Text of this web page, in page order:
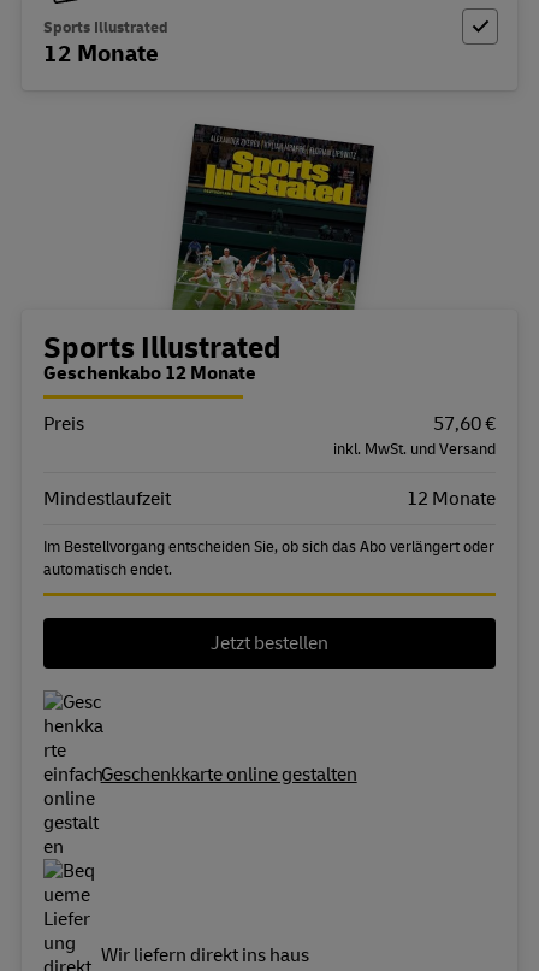
Sports Illustrated
12 Monate
Bestellübersicht
Sports Illustrated
Geschenkabo 12 Monate
Eigenschaft
Preis 57,60 €
inkl. MwSt. und Versand
Mindestlaufzeit 12 Monate
Im Bestellvorgang entscheiden Sie, ob sich das Abo verlängert oder
automatisch endet.
Jetzt bestellen
Geschenkkarte online gestalten
Wir liefern direkt ins haus